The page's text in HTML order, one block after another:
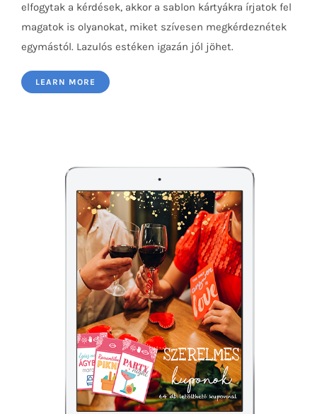
Beszélgetősdi
elfogytak a kérdések, akkor a sablon kártyákra írjatok fel
magatok is olyanokat, miket szívesen megkérdeznétek
egymástól. Lazulós estéken igazán jól jöhet.
LEARN MORE